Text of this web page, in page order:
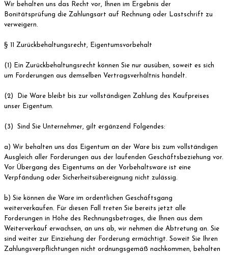
Wir behalten uns das Recht vor, Ihnen im Ergebnis der
Bonitätsprüfung die Zahlungsart auf Rechnung oder Lastschrift zu
verweigern.
§ 11 Zurückbehaltungsrecht, Eigentumsvorbehalt
(1) Ein Zurückbehaltungsrecht können Sie nur ausüben, soweit es sich
um Forderungen aus demselben Vertragsverhältnis handelt.
(2) Die Ware bleibt bis zur vollständigen Zahlung des Kaufpreises
unser Eigentum.
(3) Sind Sie Unternehmer, gilt ergänzend Folgendes:
a) Wir behalten uns das Eigentum an der Ware bis zum vollständigen
Ausgleich aller Forderungen aus der laufenden Geschäftsbeziehung vor.
Vor Übergang des Eigentums an der Vorbehaltsware ist eine
Verpfändung oder Sicherheitsübereignung nicht zulässig.
b) Sie können die Ware im ordentlichen Geschäftsgang
weiterverkaufen. Für diesen Fall treten Sie bereits jetzt alle
Forderungen in Höhe des Rechnungsbetrages, die Ihnen aus dem
Weiterverkauf erwachsen, an uns ab, wir nehmen die Abtretung an. Sie
sind weiter zur Einziehung der Forderung ermächtigt. Soweit Sie Ihren
Zahlungsverpflichtungen nicht ordnungsgemäß nachkommen, behalten